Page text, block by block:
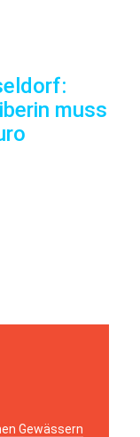
muss
Gewässern